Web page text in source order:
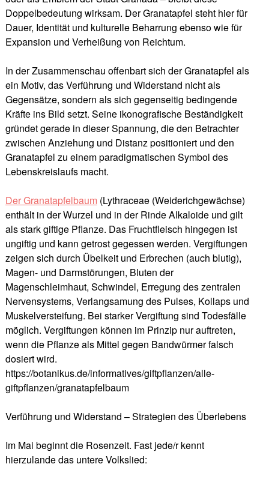
Doppelbedeutung wirksam. Der Granatapfel steht hier für
Dauer, Identität und kulturelle Beharrung ebenso wie für
Expansion und Verheißung von Reichtum.
In der Zusammenschau offenbart sich der Granatapfel als
ein Motiv, das Verführung und Widerstand nicht als
Gegensätze, sondern als sich gegenseitig bedingende
Kräfte ins Bild setzt. Seine ikonografische Beständigkeit
gründet gerade in dieser Spannung, die den Betrachter
zwischen Anziehung und Distanz positioniert und den
Granatapfel zu einem paradigmatischen Symbol des
Lebenskreislaufs macht.
Der Granatapfelbaum (Lythraceae (Weiderichgewächse)
enthält in der Wurzel und in der Rinde Alkaloide und gilt
als stark giftige Pflanze. Das Fruchtfleisch hingegen ist
ungiftig und kann getrost gegessen werden. Vergiftungen
zeigen sich durch Übelkeit und Erbrechen (auch blutig),
Magen- und Darmstörungen, Bluten der
Magenschleimhaut, Schwindel, Erregung des zentralen
Nervensystems, Verlangsamung des Pulses, Kollaps und
Muskelversteifung. Bei starker Vergiftung sind Todesfälle
möglich. Vergiftungen können im Prinzip nur auftreten,
wenn die Pflanze als Mittel gegen Bandwürmer falsch
dosiert wird.
https://botanikus.de/informatives/giftpflanzen/alle-
giftpflanzen/granatapfelbaum
Verführung und Widerstand – Strategien des Überlebens
Im Mai beginnt die Rosenzeit. Fast jede/r kennt
hierzulande das untere Volkslied: